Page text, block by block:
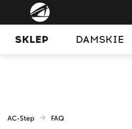
SKLEP DAMSKIE
AC-Step FAQ